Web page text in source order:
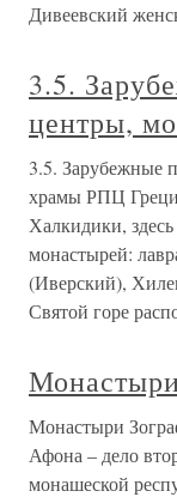
Дивеевский
3.5.
центры,
3.5. Зарубежные
храмы РПЦ
Халкидики,
монастырей:
(Иверский),
Святой горе
Монастыри
Афона – дело
монашеской